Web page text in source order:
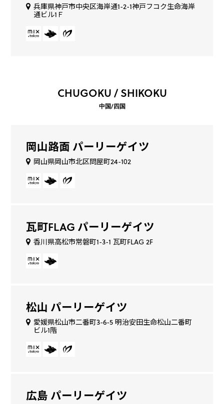
兵庫県神戸市中央区海岸通1-2-1神戸フコク生命海岸
通ビル1Ｆ
CHUGOKU / SHIKOKU
中国/四国
岡山路面 パーリーゲイツ
岡山県岡山市北区問屋町24-102
瓦町FLAG パーリーゲイツ
香川県高松市常磐町1-3-1 瓦町FLAG 2F
松山 パーリーゲイツ
愛媛県松山市二番町3-6-5 明治安田生命松山二番町
ビル1階
広島 パーリーゲイツ